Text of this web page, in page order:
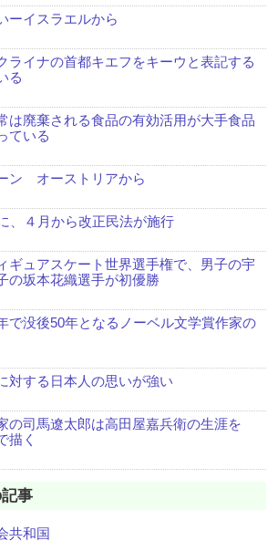
ーイスラエルから
ライナの首都キエフをキーウと表記する
る
は廃棄される食品の有効活用が大手食品
ている
ン オーストリアから
、４月から改正民法が施行
ギュアスケート世界選手権で、男子の宇
の坂本花織選手が初優勝
で没後50年となるノーベル文学賞作家の
対する日本人の思いが強い
の司馬遼太郎は高田屋嘉兵衛の生涯を
描く
事
共和国